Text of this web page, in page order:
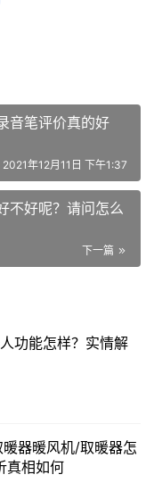
音笔评价真的好
2021年12月11日 下午1:37
不好呢？请问怎么
下一篇
功能怎样？实情解
器暖风机/取暖器怎
真相如何